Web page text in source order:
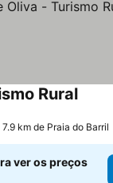
Rural
7.9 km de Praia do Barril
ver os preços